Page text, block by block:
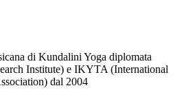
di Kundalini Yoga diplomata
Institute) e IKYTA (International
dal 2004